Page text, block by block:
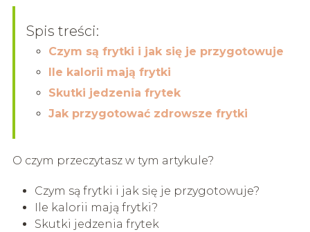
Spis treści:
Czym są frytki i jak się je przygotowuje
Ile kalorii mają frytki
Skutki jedzenia frytek
Jak przygotować zdrowsze frytki
O czym przeczytasz w tym artykule?
Czym są frytki i jak się je przygotowuje?
Ile kalorii mają frytki?
Skutki jedzenia frytek